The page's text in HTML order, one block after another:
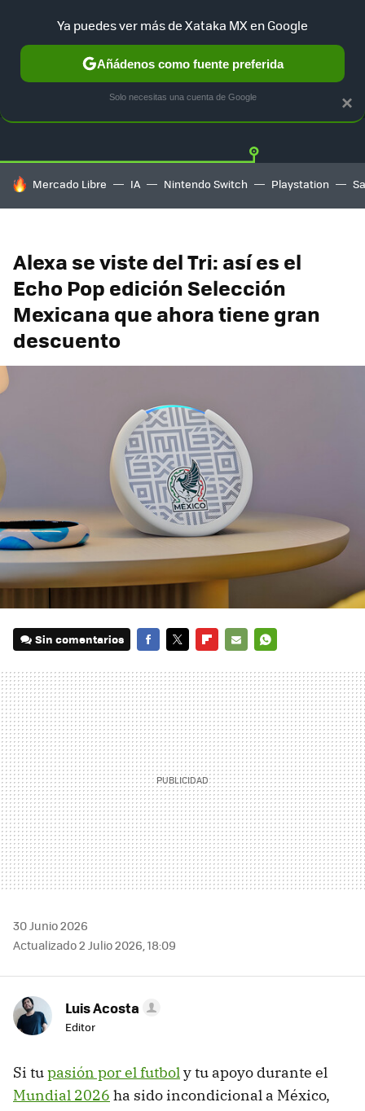
GUÍA DE COMPRAS MERCADO LIBRE
HOY SE HABLA DE
Mercado Libre IA Nintendo Switch Playstation
Alexa se viste del Tri: así es el
Echo Pop edición Selección
Mexicana que ahora tiene gran
descuento
Sin comentarios
MAIL
30 Junio 2026
Actualizado 2 Julio 2026, 18:09
Luis Acosta
Editor
Si tupasión por el futboly tu apoyo durante el
Mundial 2026 ha sido incondicional a México,
×
Ya puedes ver más de Xataka MX en Google
Añádenos como fuente preferida
Solo necesitas una cuenta de Google